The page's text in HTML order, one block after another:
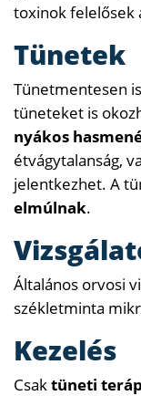
toxinok felelősek
Tünetek
Tünetmentesen
tüneteket is
nyákos
étvágytalanság,
jelentkezhet. A
elmúlnak.
Általános orvosi
székletminta
Kezelés
Csaktüneti